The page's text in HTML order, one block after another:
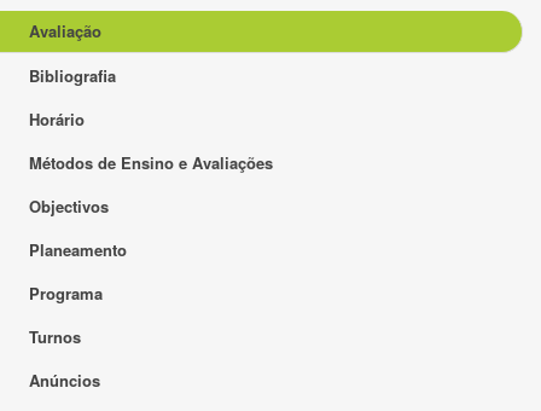
Avaliação
Bibliografia
Horário
Métodos de Ensino e Avaliações
Objectivos
Planeamento
Programa
Turnos
Anúncios